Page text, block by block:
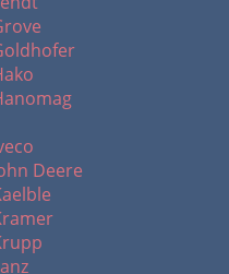
Deere